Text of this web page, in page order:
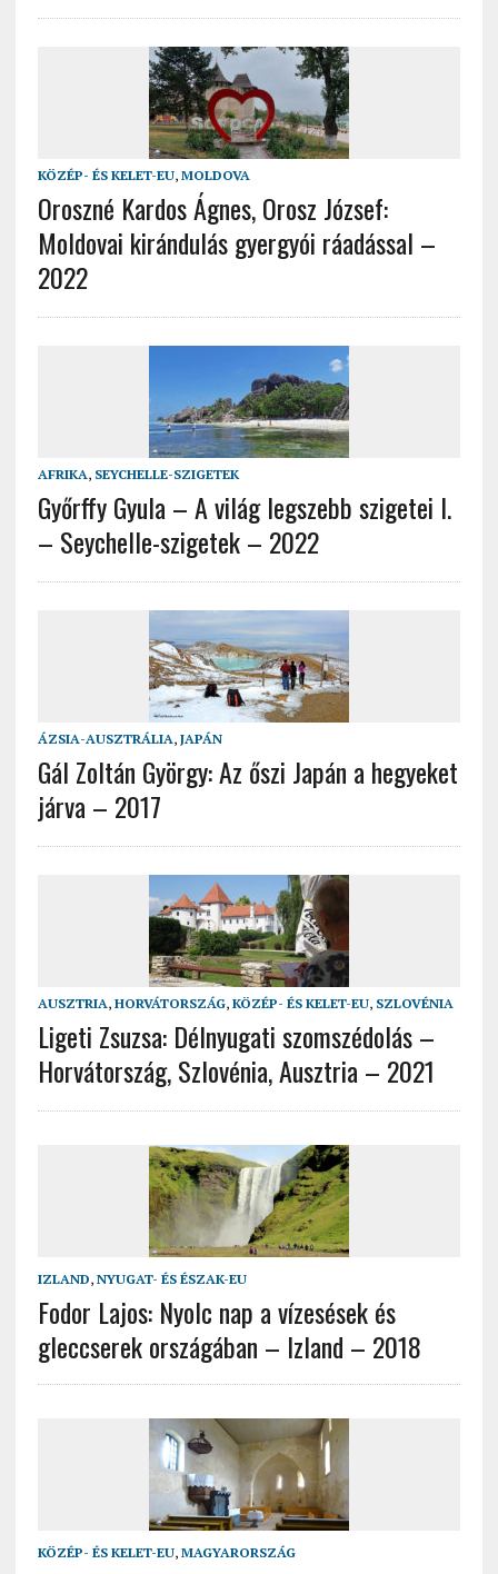
KÖZÉP- ÉS KELET-EU, MOLDOVA
Oroszné Kardos Ágnes, Orosz József:
Moldovai kirándulás gyergyói ráadással –
2022
AFRIKA, SEYCHELLE-SZIGETEK
Győrffy Gyula – A világ legszebb szigetei I.
– Seychelle-szigetek – 2022
ÁZSIA-AUSZTRÁLIA, JAPÁN
Gál Zoltán György: Az őszi Japán a hegyeket
járva – 2017
AUSZTRIA, HORVÁTORSZÁG, KÖZÉP- ÉS KELET-EU, SZLOVÉNIA
Ligeti Zsuzsa: Délnyugati szomszédolás –
Horvátország, Szlovénia, Ausztria – 2021
IZLAND, NYUGAT- ÉS ÉSZAK-EU
Fodor Lajos: Nyolc nap a vízesések és
gleccserek országában – Izland – 2018
KÖZÉP- ÉS KELET-EU, MAGYARORSZÁG